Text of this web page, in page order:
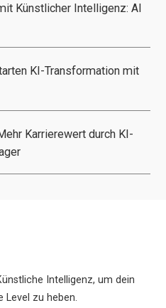
Künstlicher Intelligenz: AI
KI-Transformation mit
Karrierewert durch KI-
Intelligenz, um dein
Level zu heben.